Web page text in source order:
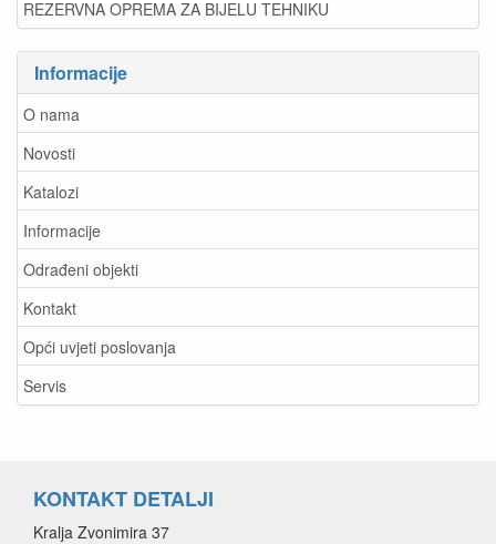
REZERVNA OPREMA ZA BIJELU TEHNIKU
Informacije
O nama
Novosti
Katalozi
Informacije
Odrađeni objekti
Kontakt
Opći uvjeti poslovanja
Servis
KONTAKT DETALJI
Kralja Zvonimira 37